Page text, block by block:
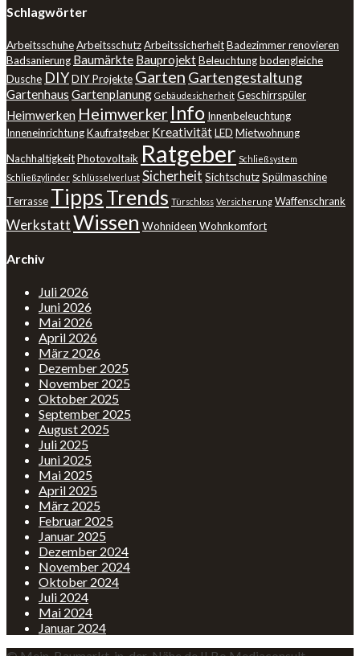
Schlagwörter
ArbeitsschuheArbeitsschutzArbeitssicherheitBadezimmer renovieren
Badsanierung Baumärkte BauprojektBeleuchtungbodengleiche
Dusche DIYDIY Projekte Garten Gartengestaltung
Gartenhaus Gartenplanung Gebäudesicherheit Geschirrspüler
Heimwerken Heimwerker Info Innenbeleuchtung
InneneinrichtungKaufratgeber KreativitätLED Mietwohnung
NachhaltigkeitPhotovoltaik Ratgeber Schließsystem
Schließzylinder Schlüsselverlust Sicherheit SichtschutzSpülmaschine
Terrasse TippsTrends Türschloss Versicherung Waffenschrank
WerkstattWissen Wohnideen Wohnkomfort
Archiv
Juli 2026
Juni 2026
Mai 2026
April 2026
März 2026
Dezember 2025
November 2025
Oktober 2025
September 2025
August 2025
Juli 2025
Juni 2025
Mai 2025
April 2025
März 2025
Februar 2025
Januar 2025
Dezember 2024
November 2024
Oktober 2024
Juli 2024
Mai 2024
Januar 2024